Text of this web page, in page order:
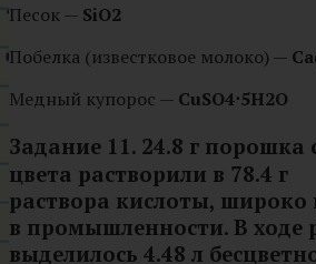
Песок — SiO2
Побелка (известковое молоко) — Ca
Медный купорос — CuSO4⋅5H2O
Задание 11. 24.8 г порошка
цвета растворили в 78.4 г
раствора кислоты, широко
в промышленности. В ходе
выделилось 4.48 л